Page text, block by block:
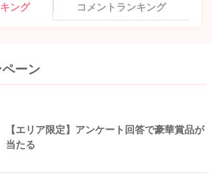
ング コメントランキング
ーン
【エリア限定】アンケート回答で豪華賞品が
当たる